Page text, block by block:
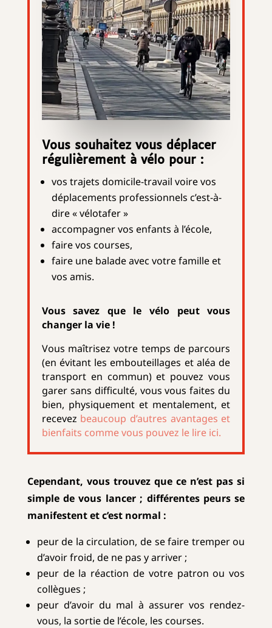
Vous souhaitez vous déplacer
régulièrement à vélo pour :
vos trajets domicile-travail voire vos
déplacements professionnels c’est-à-
dire « vélotafer »
accompagner vos enfants à l’école,
faire vos courses,
faire une balade avec votre famille et
vos amis.
Vous savez que le vélo peut vous
changer la vie !
Vous maîtrisez votre temps de parcours
(en évitant les embouteillages et aléa de
transport en commun) et pouvez vous
garer sans difficulté, vous vous faites du
bien, physiquement et mentalement,et
recevez beaucoup d’autres avantages et
bienfaits comme vous pouvez le lire ici.
Cependant, vous trouvez que ce n’est pas si
simple de vous lancer ; différentes peurs se
manifestent et c’est normal :
peur de la circulation, de se faire tremper ou
d’avoir froid, de ne pas y arriver ;
peur de la réaction de votre patron ou vos
collègues ;
peur d’avoir du mal à assurer vos rendez-
vous, la sortie de l’école, les courses.